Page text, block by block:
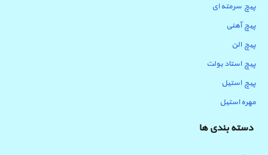
پیچ سرمته ای
پیچ آهنی
پیچ الن
پیچ استاد بولت
پیچ استیل
مهره استیل
دسته بندی ها